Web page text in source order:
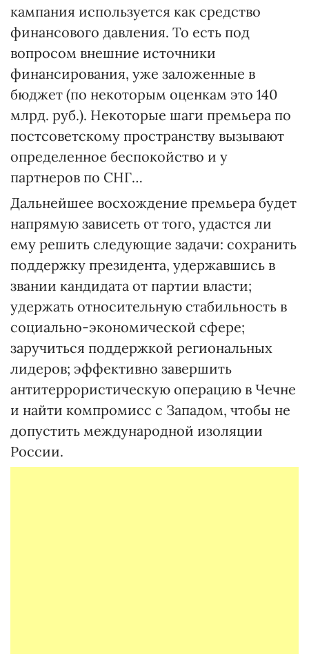
кампания используется как средство
финансового давления. То есть под
вопросом внешние источники
финансирования, уже заложенные в
бюджет (по некоторым оценкам это 140
млрд. руб.). Некоторые шаги премьера по
постсоветскому пространству вызывают
определенное беспокойство и у
партнеров по СНГ…
Дальнейшее восхождение премьера будет
напрямую зависеть от того, удастся ли
ему решить следующие задачи: сохранить
поддержку президента, удержавшись в
звании кандидата от партии власти;
удержать относительную стабильность в
социально-экономической сфере;
заручиться поддержкой региональных
лидеров; эффективно завершить
антитеррористическую операцию в Чечне
и найти компромисс с Западом, чтобы не
допустить международной изоляции
России.